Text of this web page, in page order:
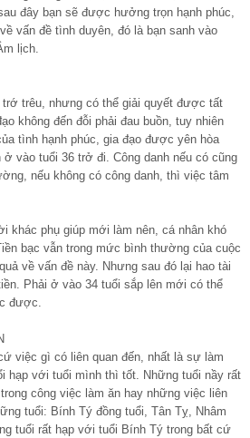
đây bạn sẽ được hưởng trọn hạnh phúc,
vấn đề tình duyên, đó là bạn sanh vào
lịch.
trớ trêu, nhưng có thể giải quyết được tất
không đến đỗi phải đau buồn, tuy nhiên
tình hạnh phúc, gia đạo được yên hòa
vào tuổi 36 trở đi. Công danh nếu có cũng
nếu không có công danh, thì việc tâm
khác phụ giúp mới làm nên, cá nhân khó
bạc vẫn trong mức bình thường của cuộc
về vấn đề này. Nhưng sau đó lại hao tài
Phải ở vào 34 tuổi sắp lên mới có thể
được.
việc gì có liên quan đến, nhất là sự làm
hạp với tuổi mình thì tốt. Những tuổi nầy rất
công việc làm ăn hay những việc liên
tuổi: Bính Tý đồng tuổi, Tân Tỵ, Nhâm
tuổi rất hạp với tuổi Bính Tý trong bất cứ